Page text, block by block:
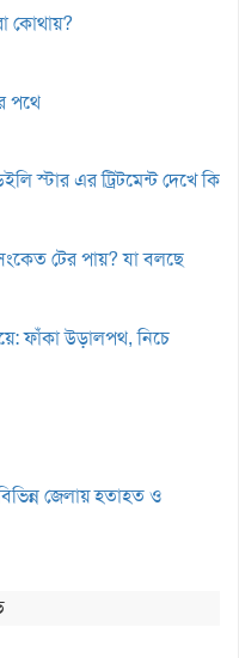
কোথায়?
পথে
স্টার এর ট্রিটমেন্ট দেখে কি
টের পায়? যা বলছে
ফাঁকা উড়ালপথ, নিচে
জেলায় হতাহত ও